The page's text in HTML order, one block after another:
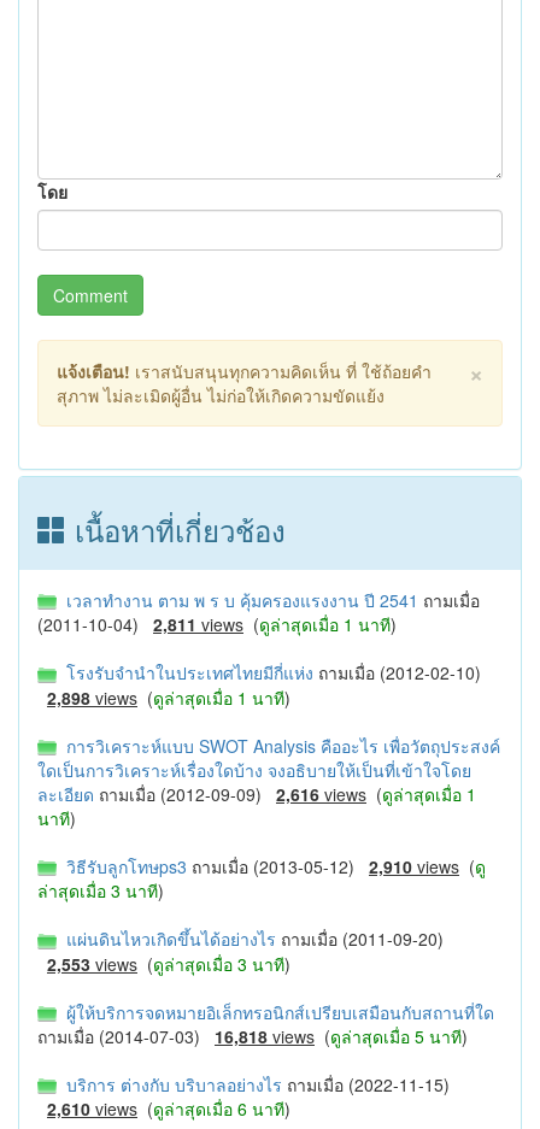
โดย
Comment
×
แจ้งเตือน! เราสนับสนุนทุกความคิดเห็น ที่ ใช้ถ้อยคำ
สุภาพ ไม่ละเมิดผู้อื่น ไม่ก่อให้เกิดความขัดแย้ง
เนื้อหาที่เกี่ยวช้อง
เวลาทำงาน ตาม พ ร บ คุ้มครองแรงงาน ปี 2541 ถามเมื่อ
(2011-10-04) 2,811 views (ดูล่าสุดเมื่อ 1 นาที)
โรงรับจำนำในประเทศไทยมีกี่แห่ง ถามเมื่อ (2012-02-10)
2,898 views (ดูล่าสุดเมื่อ 1 นาที)
การวิเคราะห์แบบ SWOT Analysis คืออะไร เพื่อวัตถุประสงค์
ใดเป็นการวิเคราะห์เรื่องใดบ้าง จงอธิบายให้เป็นที่เข้าใจโดย
ละเอียด ถามเมื่อ (2012-09-09) 2,616 views (ดูล่าสุดเมื่อ 1
นาที)
วิธีรับลูกโทษps3 ถามเมื่อ (2013-05-12) 2,910 views (ดู
ล่าสุดเมื่อ 3 นาที)
แผ่นดินไหวเกิดขึ้นได้อย่างไร ถามเมื่อ (2011-09-20)
2,553 views (ดูล่าสุดเมื่อ 3 นาที)
ผู้ให้บริการจดหมายอิเล็กทรอนิกส์เปรียบเสมือนกับสถานที่ใด
ถามเมื่อ (2014-07-03) 16,818 views (ดูล่าสุดเมื่อ 5 นาที)
บริการ ต่างกับ บริบาลอย่างไร ถามเมื่อ (2022-11-15)
2,610 views (ดูล่าสุดเมื่อ 6 นาที)